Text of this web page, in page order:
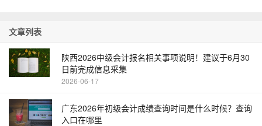
文章列表
陕西2026中级会计报名相关事项说明！建议于6月30
日前完成信息采集
2026-06-17
广东2026年初级会计成绩查询时间是什么时候？查询
入口在哪里